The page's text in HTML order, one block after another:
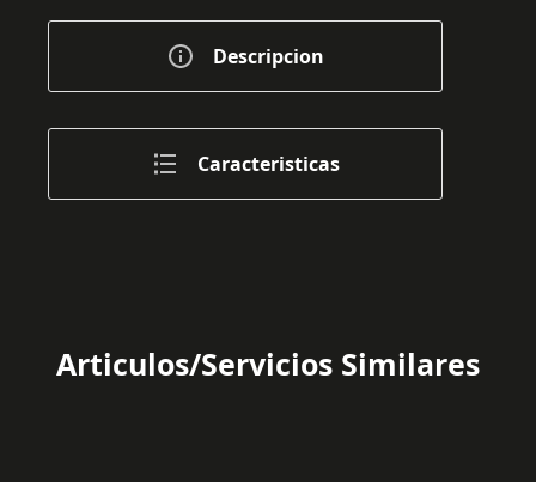
Descripcion
Caracteristicas
Articulos/Servicios Similares